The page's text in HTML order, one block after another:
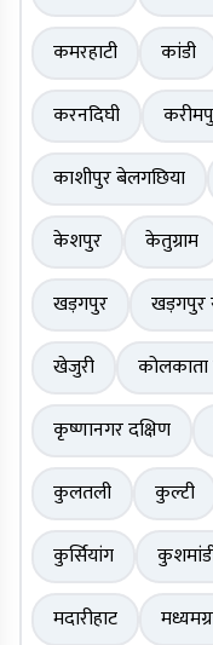
कमरहाटी
कांडी
करनदिघी
काशीपुर बेलगछिया
केशपुर
केतुग्राम
खड़गपुर
खड़गपुर
खेजुरी
कोलकाता
कृष्णानगर दक्षिण
कुलतली
कुल्टी
कुर्सियांग
मदारीहाट